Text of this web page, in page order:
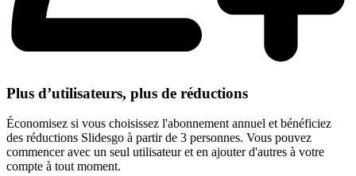
Plus d’utilisateurs, plus de réductions
Économisez si vous choisissez l'abonnement annuel et bénéficiez
des réductions Slidesgo à partir de 3 personnes. Vous pouvez
commencer avec un seul utilisateur et en ajouter d'autres à votre
compte à tout moment.